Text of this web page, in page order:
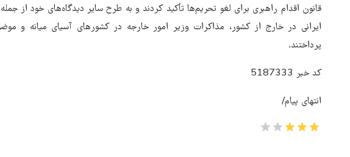
قانون اقدام راهبری برای لغو تحریم‌ها تأکید کردند و به طرح سایر دیدگاه‌های خود از
ایرانی در خارج از کشور، مذاکرات وزیر امور خارجه در کشورهای آسیای میانه و
پرداختند.
کد خبر 5187333
انتهای پیام/